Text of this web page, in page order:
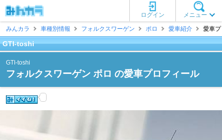
メニュー
ログイン
みんカラ
車種別情報 フォルクスワーゲン ポロ 愛車紹介 愛車
GTI-toshi
GTI-toshi
フォルクスワーゲン ポロ の愛車プロフィール